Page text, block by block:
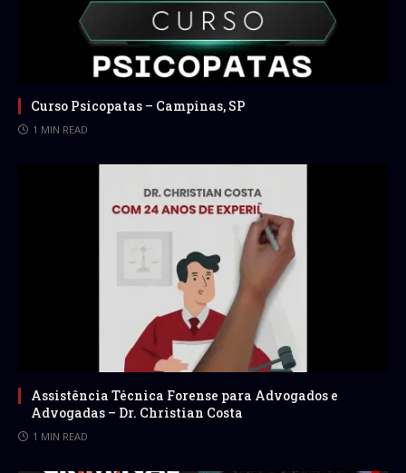
Curso Psicopatas – Campinas, SP
1 MIN READ
Assistência Técnica Forense para Advogados e
Advogadas – Dr. Christian Costa
1 MIN READ